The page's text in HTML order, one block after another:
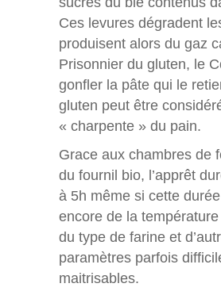
Ces levures dégradent
produisent alors du gaz
Prisonnier du gluten, le
gonfler la pâte qui le
gluten peut être
« charpente » du pain.
Grace aux chambres de
du fournil bio, l’apprêt
à 5h même si cette
encore de la
du type de farine et
paramètres parfois
maitrisables.